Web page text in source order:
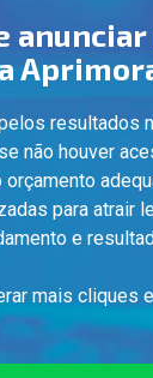
anunciar
resultados
não houver
orçamento
para atrair
e
mais cliques